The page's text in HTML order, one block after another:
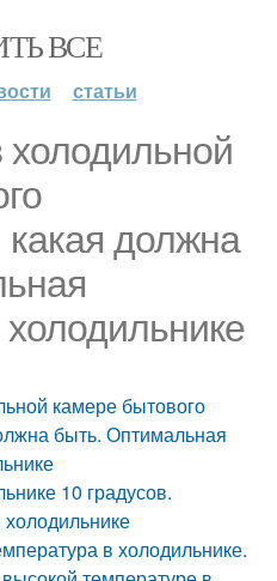
ВСЕ
статьи
должна
камере бытового
быть. Оптимальная
10 градусов.
в холодильнике.